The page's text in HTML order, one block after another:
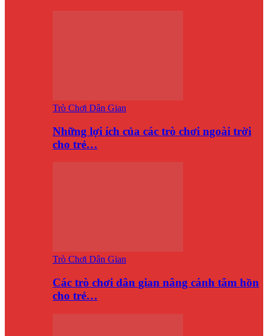
Trò Chơi Dân Gian
Những lợi ích của các trò chơi ngoài trời
cho trẻ…
Trò Chơi Dân Gian
Các trò chơi dân gian nâng cánh tâm hồn
cho trẻ…